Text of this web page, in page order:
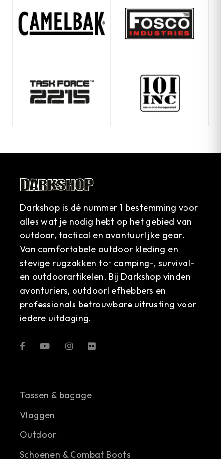
Darkshop is dé nummer 1 bestemming voor
alles wat je nodig hebt op het gebied van
outdoor, tactical en avontuurlijke gear.
Van comfortabele outdoor kleding en
stevige rugzakken tot camping-, survival-
en outdoorartikelen. Bij Darkshop vinden
avonturiers, outdoorliefhebbers en
professionals betrouwbare uitrusting voor
iedere uitdaging.
Tassen & bagage
Vlaggen
Outdoor
Schoenen & Combat Boots